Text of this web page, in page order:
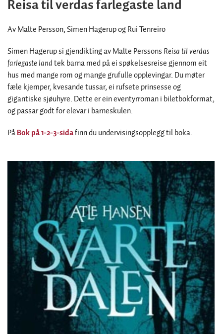
Reisa til verdas farlegaste land
Av Malte Persson, Simen Hagerup og Rui Tenreiro
Simen Hagerup si gjendikting av Malte Perssons Reisa til verdas
farlegaste landtek barna med på ei spøkelsesreise gjennom eit
hus med mange rom og mange grufulle opplevingar. Du møter
fæle kjemper, kvesande tussar, ei rufsete prinsesse og
gigantiske sjøuhyre. Dette er ein eventyrroman i biletbokformat,
og passar godt for elevar i barneskulen.
PåBok på 1-2-3-sidafinn du undervisingsopplegg til boka.